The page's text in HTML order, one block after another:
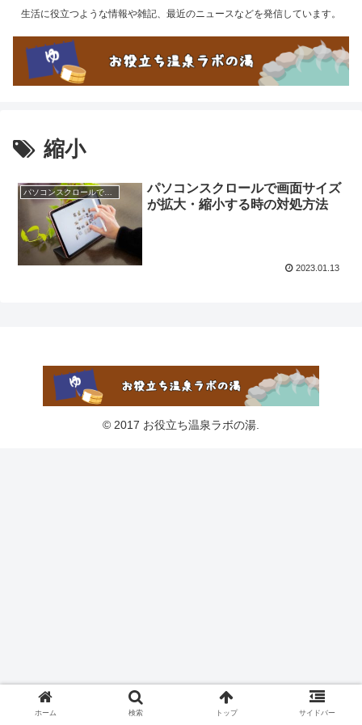
生活に役立つような情報や雑記、最近のニュースなどを発信しています。
縮小
パソコンスクロールで画面サイズが拡大・縮小する時の対処方法
パソコンスクロールで画面サイズ
が拡大・縮小する時の対処方法
2023.01.13
© 2017 お役立ち温泉ラボの湯.
ホーム 検索 トップ サイドバー